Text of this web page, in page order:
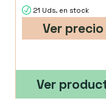
21 Uds. en stock
Ver precio
Ver